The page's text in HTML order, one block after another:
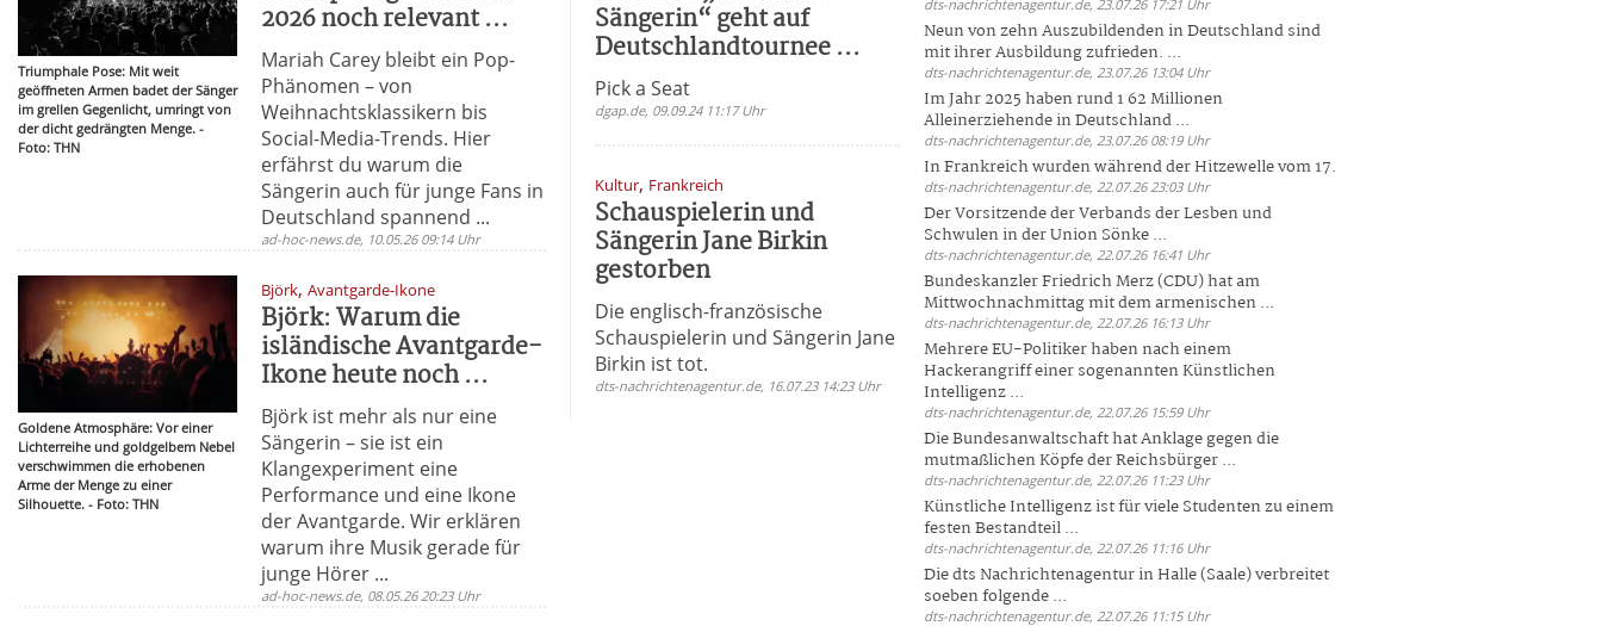
Triumphale Pose: Mit weit
geöffneten Armen badet der Sänger
im grellen Gegenlicht, umringt von
der dicht gedrängten Menge. -
Foto: THN
2026 noch relevant ...
Mariah Carey bleibt ein Pop-
Phänomen – von
Weihnachtsklassikern bis
Social-Media-Trends. Hier
erfährst du warum die
Sängerin auch für junge Fans in
Deutschland spannend ...
ad-hoc-news.de, 10.05.26 09:14 Uhr
Goldene Atmosphäre: Vor einer
Lichterreihe und goldgelbem Nebel
verschwimmen die erhobenen
Arme der Menge zu einer
Silhouette. - Foto: THN
Björk,Avantgarde-Ikone
Björk: Warum die
isländische Avantgarde-
Ikone heute noch ...
Björk ist mehr als nur eine
Sängerin – sie ist ein
Klangexperiment eine
Performance und eine Ikone
der Avantgarde. Wir erklären
warum ihre Musik gerade für
junge Hörer ...
ad-hoc-news.de, 08.05.26 20:23 Uhr
Sängerin“ geht auf
Deutschlandtournee ...
Pick a Seat
dgap.de, 09.09.24 11:17 Uhr
Kultur, Frankreich
Schauspielerin und
Sängerin Jane Birkin
gestorben
Die englisch-französische
Schauspielerin und Sängerin Jane
Birkin ist tot.
dts-nachrichtenagentur.de, 16.07.23 14:23 Uhr
dts-nachrichtenagentur.de, 23.07.26 17:21 Uhr
Neun von zehn Auszubildenden in Deutschland sind
mit ihrer Ausbildung zufrieden. ...
dts-nachrichtenagentur.de, 23.07.26 13:04 Uhr
Im Jahr 2025 haben rund 1 62 Millionen
Alleinerziehende in Deutschland ...
dts-nachrichtenagentur.de, 23.07.26 08:19 Uhr
In Frankreich wurden während der Hitzewelle vom 17.
dts-nachrichtenagentur.de, 22.07.26 23:03 Uhr
Der Vorsitzende der Verbands der Lesben und
Schwulen in der Union Sönke ...
dts-nachrichtenagentur.de, 22.07.26 16:41 Uhr
Bundeskanzler Friedrich Merz (CDU) hat am
Mittwochnachmittag mit dem armenischen ...
dts-nachrichtenagentur.de, 22.07.26 16:13 Uhr
Mehrere EU-Politiker haben nach einem
Hackerangriff einer sogenannten Künstlichen
Intelligenz ...
dts-nachrichtenagentur.de, 22.07.26 15:59 Uhr
Die Bundesanwaltschaft hat Anklage gegen die
mutmaßlichen Köpfe der Reichsbürger ...
dts-nachrichtenagentur.de, 22.07.26 11:23 Uhr
Künstliche Intelligenz ist für viele Studenten zu einem
festen Bestandteil ...
dts-nachrichtenagentur.de, 22.07.26 11:16 Uhr
Die dts Nachrichtenagentur in Halle (Saale) verbreitet
soeben folgende ...
dts-nachrichtenagentur.de, 22.07.26 11:15 Uhr